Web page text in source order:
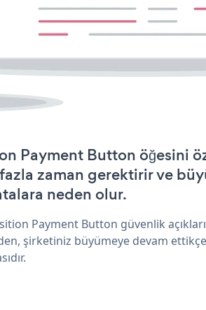
Payment Button öğesini
zaman gerektirir ve
neden olur.
Payment Button güvenlik
şirketiniz büyümeye devam